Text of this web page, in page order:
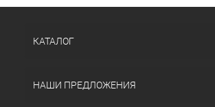
КАТАЛОГ
НАШИ ПРЕДЛОЖЕНИЯ